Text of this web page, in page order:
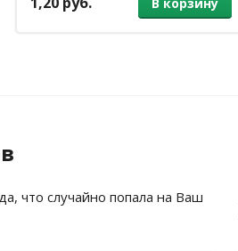
что случайно попала на Ваш